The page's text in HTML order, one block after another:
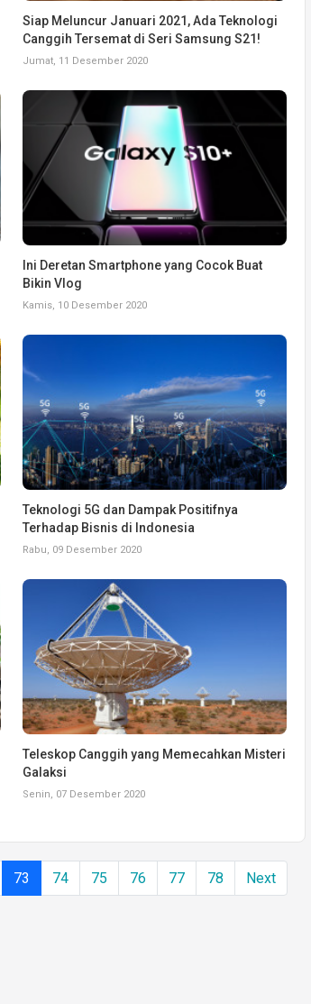
Siap Meluncur Januari 2021, Ada Teknologi
Canggih Tersemat di Seri Samsung S21!
Jumat, 11 Desember 2020
Ini Deretan Smartphone yang Cocok Buat
Bikin Vlog
Kamis, 10 Desember 2020
Teknologi 5G dan Dampak Positifnya
Terhadap Bisnis di Indonesia
Rabu, 09 Desember 2020
Teleskop Canggih yang Memecahkan Misteri
Galaksi
Senin, 07 Desember 2020
73 74 75 76 77 78 Next